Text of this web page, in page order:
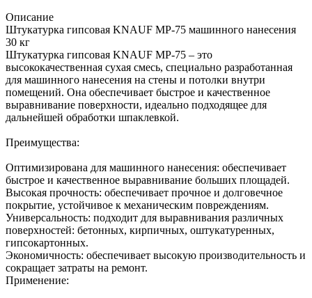
Описание
Штукатурка гипсовая KNAUF MP-75 машинного нанесения
30 кг
Штукатурка гипсовая KNAUF MP-75 – это
высококачественная сухая смесь, специально разработанная
для машинного нанесения на стены и потолки внутри
помещений. Она обеспечивает быстрое и качественное
выравнивание поверхности, идеально подходящее для
дальнейшей обработки шпаклевкой.
Преимущества:
Оптимизирована для машинного нанесения: обеспечивает
быстрое и качественное выравнивание больших площадей.
Высокая прочность: обеспечивает прочное и долговечное
покрытие, устойчивое к механическим повреждениям.
Универсальность: подходит для выравнивания различных
поверхностей: бетонных, кирпичных, оштукатуренных,
гипсокартонных.
Экономичность: обеспечивает высокую производительность и
сокращает затраты на ремонт.
Применение: